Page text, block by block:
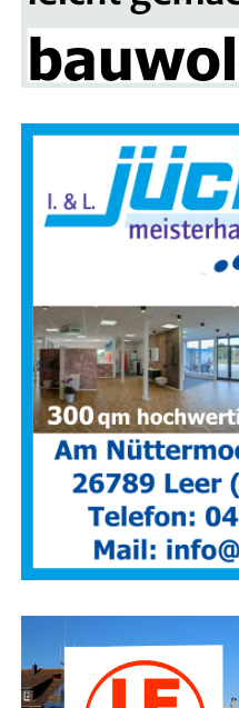
Besu­chen Sie die Rei­se-
Filialen: